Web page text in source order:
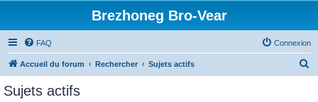
Brezhoneg Bro-Vear
FAQ Connexion
Accueil du forum Rechercher Sujets actifs
Sujets actifs